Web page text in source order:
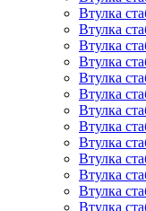
Втулка
Втулка
Втулка
Втулка
Втулка
Втулка
Втулка
Втулка
Втулка
Втулка
Втулка
Втулка
Втулка